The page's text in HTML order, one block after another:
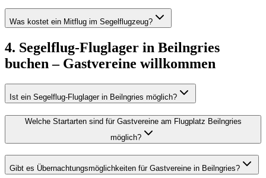
Was kostet ein Mitflug im Segelflugzeug?
4. Segelflug-Fluglager in Beilngries
buchen – Gastvereine willkommen
Ist ein Segelflug-Fluglager in Beilngries möglich?
Welche Startarten sind für Gastvereine am Flugplatz Beilngries
möglich?
Gibt es Übernachtungsmöglichkeiten für Gastvereine in Beilngries?